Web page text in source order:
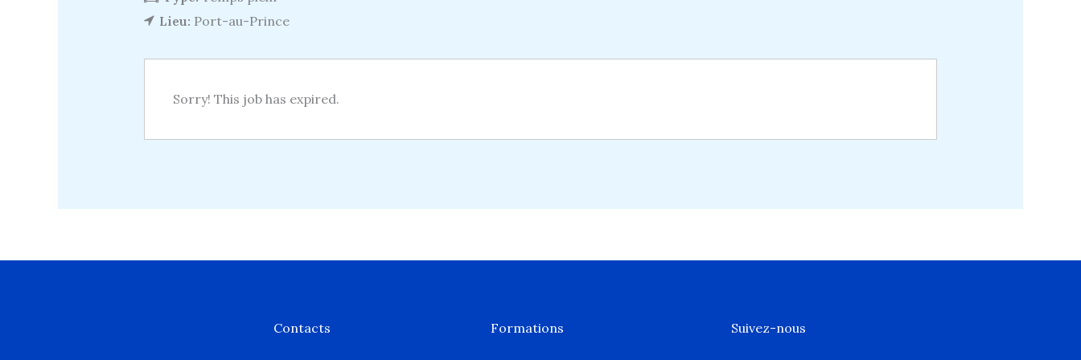
Lieu: Port-au-Prince
Sorry! This job has expired.
Contacts Formations Suivez-nous